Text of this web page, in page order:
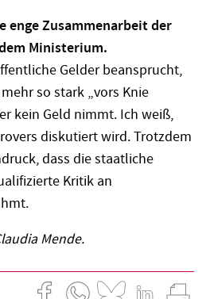
enge Zusammenarbeit der
Ministerium.
Gelder beansprucht,
so stark „vors Knie
kein Geld nimmt. Ich weiß,
diskutiert wird. Trotzdem
dass die staatliche
Kritik an
Mende.